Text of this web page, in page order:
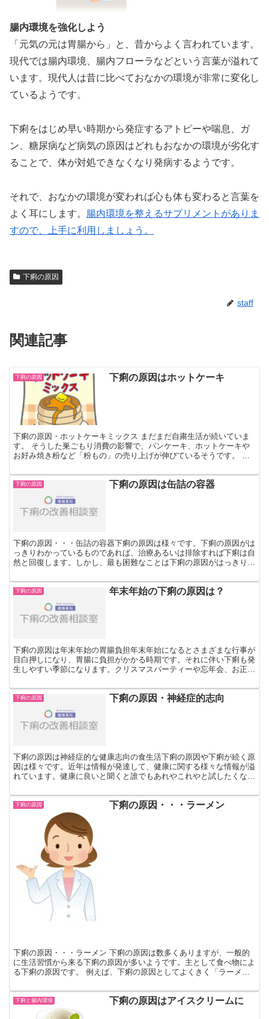
腸内環境を強化しよう
「元気の元は胃腸から」と、昔からよく言われています。
現代では腸内環境、腸内フローラなどという言葉が溢れて
います。現代人は昔に比べておなかの環境が非常に変化し
ているようです。
下痢をはじめ早い時期から発症するアトピーや喘息、ガ
ン、糖尿病など病気の原因はどれもおなかの環境が劣化す
ることで、体が対処できなくなり発病するようです。
それで、おなかの環境が変われば心も体も変わると言葉を
よく耳にします。 腸内環境を整えるサプリメントがありま
すので、上手に利用しましょう。
下痢の原因
staff
関連記事
下痢の原因 下痢の原因はホットケーキ
下痢の原因・ホットケーキミックス まだまだ自粛生活が続いていま
す。 そうした巣ごもり消費の影響で、パンケーキ、ホットケーキや
お好み焼き粉など「粉もの」の売り上げが伸びているそうです。 ス
下痢の原因 下痢の原因は缶詰の容器
下痢の原因・・・缶詰の容器下痢の原因は様々です。下痢の原因がは
っきりわかっているものであれば、治療あるいは排除すれば下痢は自
然と回復します。しかし、最も困難なことは下痢の原因がはっきりわ
下痢の原因 年末年始の下痢の原因は？
下痢の原因は年末年始の胃腸負担年末年始になるとさまざまな行事が
目白押しになり、胃腸に負担がかかる時期です。それに伴い下痢も発
生しやすい季節になります。クリスマスパーティーや忘年会、お正月
下痢の原因 下痢の原因・神経症的志向
下痢の原因は神経症的な健康志向の食生活下痢の原因や下痢が続く原
因は様々です。近年は情報が発達して、健康に関する様々な情報が溢
れています。健康に良いと聞くと誰でもあれやこれやと試したくな
下痢の原因 下痢の原因・・・ラーメン
下痢の原因・・・ラーメン 下痢の原因は数多くありますが、一般的
に生活習慣から来る下痢の原因が多いようです。主として食べ物によ
る下痢の原因です。 例えば、下痢の原因としてよくきく「ラーメ
下痢と腸内環境 下痢の原因はアイスクリームに